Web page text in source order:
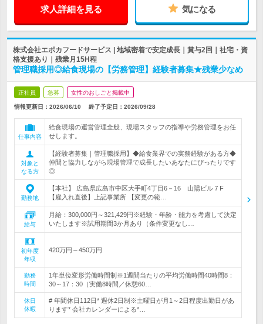
求人詳細を見る 気になる
株式会社エポカフードサービス | 地域密着で安定成長｜賞与2回｜社宅・資
格支援あり｜残業月15H程
管理職採用◎給食現場の【労務管理】経験者募集★残業少なめ
正社員 急募 女性のおしごと掲載中
情報更新日：2026/06/10 終了予定日： 2026/09/28
仕事内容
給食現場の運営管理全般、現場スタッフの指導や労務管理をお任
せします。
対象と
なる方
【経験者募集｜管理職採用】◆給食業界での実務経験がある方◆
仲間と協力しながら現場管理で成長したいあなたにぴったりです
◎
勤務地
【本社】 広島県広島市中区大手町4丁目6－16 山陽ビル７F
【雇入れ直後】上記事業所 【変更の範…
給与
月給：300,000円～321,429円※経験・年齢・能力を考慮して決定
いたします※試用期間3か月あり（条件変更なし…
初年度
年収
420万円～450万円
勤務
時間
1年単位変形労働時間制※1週間当たりの平均労働時間40時間8：
30～17：30（実働8時間／休憩60…
休日
休暇
# 年間休日112日* 週休2日制※土曜日が月1～2日程度出勤日があ
ります* 会社カレンダーによる*…